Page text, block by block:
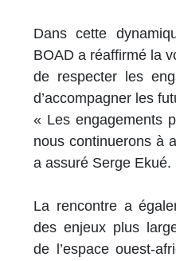
Dans cette
BOAD a réaffirmé la
de respecter les
d’accompagner les
« Les engagements
nous continuerons à
a assuré Serge Ekué.
La rencontre a
des enjeux plus
de l’espace ouest-